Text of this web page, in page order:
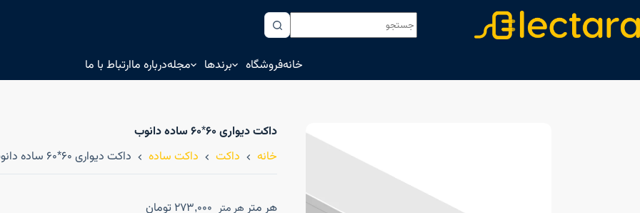
خانهفروشگاه برندها مجلهدرباره ماارتباط با ما
داکت دیواری ۶۰*۶۰ ساده دانوب
خانه
داکت داکت ساده داکت دیواری ۶۰*۶۰ ساده دانوب
هر متر هر متر 273,000 تومان